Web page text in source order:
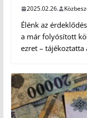
2025.02.26.
Élénk az
a már folyósított
ezret – tájékoztatta